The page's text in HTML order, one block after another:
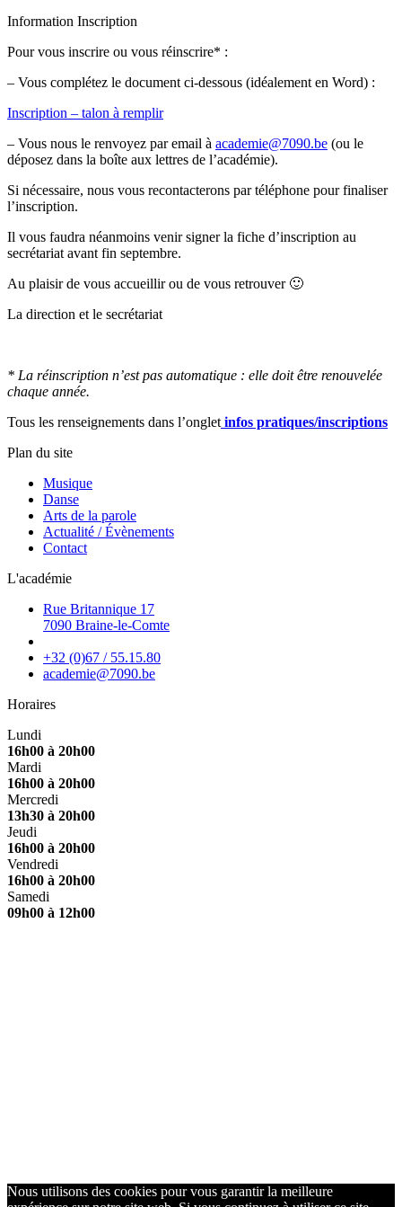
Information Inscription
Pour vous inscrire ou vous réinscrire* :
– Vous complétez le document ci-dessous (idéalement en Word) :
Inscription – talon à remplir
– Vous nous le renvoyez par email à academie@7090.be (ou le
déposez dans la boîte aux lettres de l’académie).
Si nécessaire, nous vous recontacterons par téléphone pour finaliser
l’inscription.
Il vous faudra néanmoins venir signer la fiche d’inscription au
secrétariat avant fin septembre.
Au plaisir de vous accueillir ou de vous retrouver 🙂
La direction et le secrétariat
* La réinscription n’est pas automatique : elle doit être renouvelée
chaque année.
Tous les renseignements dans l’onglet infos pratiques/inscriptions
Plan du site
Musique
Danse
Arts de la parole
Actualité / Évènements
Contact
L'académie
Rue Britannique 17
7090 Braine-le-Comte
+32 (0)67 / 55.15.80
academie@7090.be
Horaires
Lundi
16h00 à 20h00
Mardi
16h00 à 20h00
Mercredi
13h30 à 20h00
Jeudi
16h00 à 20h00
Vendredi
16h00 à 20h00
Samedi
09h00 à 12h00
Nous utilisons des cookies pour vous garantir la meilleure